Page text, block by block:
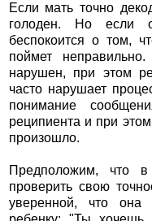
Если мать точно
голоден. Но если
беспокоится о том,
поймет
нарушен, при этом
часто нарушает
понимание
реципиента и при
произошло.
Предположим, что
проверить свою
уверенной, что она